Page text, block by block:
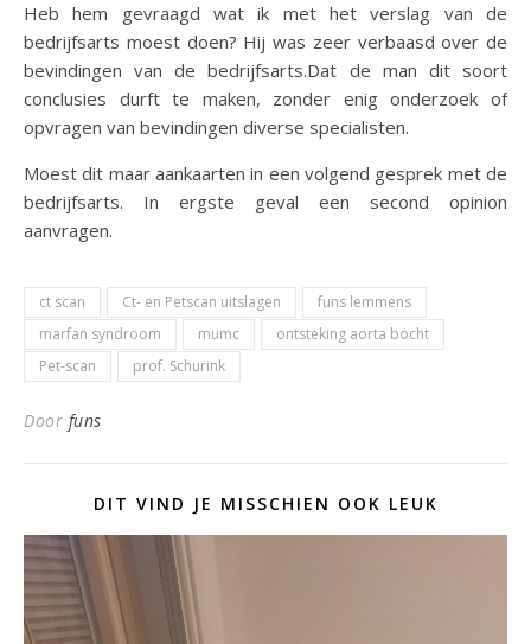
Heb hem gevraagd wat ik met het verslag van de
bedrijfsarts moest doen? Hij was zeer verbaasd over de
bevindingen van de bedrijfsarts.Dat de man dit soort
conclusies durft te maken, zonder enig onderzoek of
opvragen van bevindingen diverse specialisten.
Moest dit maar aankaarten in een volgend gesprek met de
bedrijfsarts. In ergste geval een second opinion
aanvragen.
ct scan Ct- en Petscan uitslagen
funs lemmens
marfan syndroom
mumc
ontsteking aorta bocht
Pet-scan
prof. Schurink
Door funs
DIT VIND JE MISSCHIEN OOK LEUK